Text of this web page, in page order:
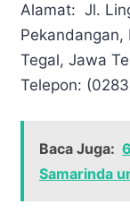
Alamat: Jl.
Pekandangan,
Tegal, Jawa
Telepon:
Baca Juga:
Samarinda